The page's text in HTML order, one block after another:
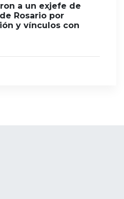
a un exjefe de
Rosario por
y vínculos con